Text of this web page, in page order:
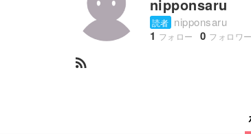
nipponsaru
読者 nipponsaru
1 フォロー 0 フォロワー
rss_feed